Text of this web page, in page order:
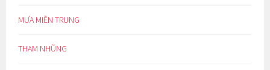
MƯA MIỀN TRUNG
THAM NHŨNG